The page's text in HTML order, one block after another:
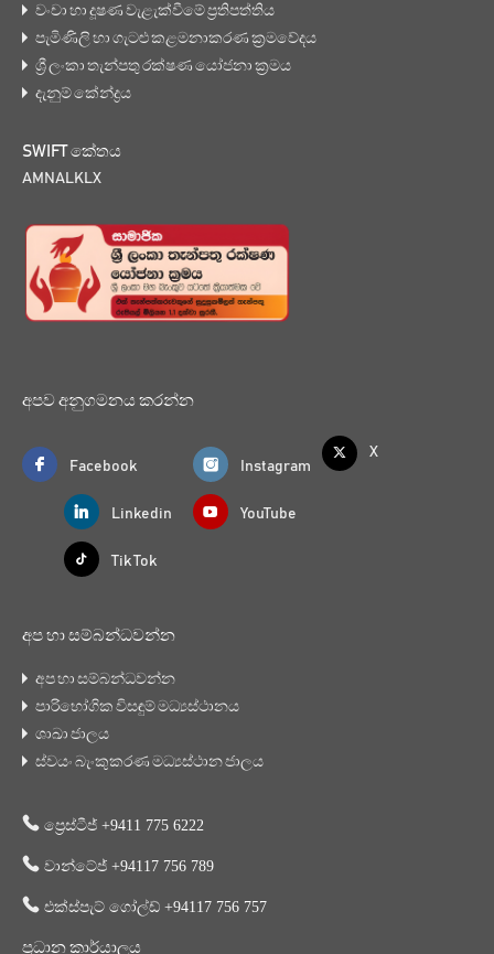
වංචා හා දූෂණ වැළැක්වීමේ ප්‍රතිපත්තිය
පැමිණිලි හා ගැටළු කළමනාකරණ ක්‍රමවේදය
ශ්‍රී ලංකා තැන්පතු රක්ෂණ යෝජනා ක්‍රමය
දැනුම් කේන්ද්‍රය
SWIFT කේතය
AMNALKLX
අපව අනුගමනය කරන්න
Facebook Instagram
X
Linkedin YouTube
Tik Tok
අප හා සම්බන්ධවන්න
අප හා සම්බන්ධවන්න
පාරිභෝගික විසඳුම් මධ්‍යස්ථානය
ශාඛා ජාලය
ස්වයං බැංකුකරණ මධ්‍යස්ථාන ජාලය
ප්‍රෙස්ටීජ් +9411 775 6222
වාන්ටේජ් +94117 756 789
එක්ස්පැට් ගෝල්ඩ් +94117 756 757
ප්‍රධාන කාර්යාලය